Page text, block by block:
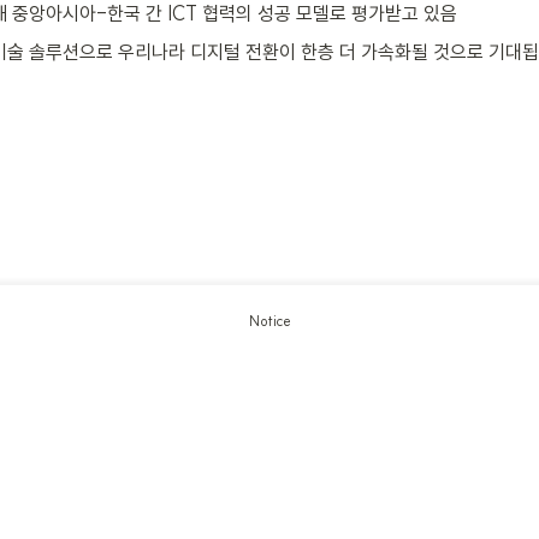
중앙아시아-한국 간 ICT 협력의 성공 모델로 평가받고 있음
술 솔루션으로 우리나라 디지털 전환이 한층 더 가속화될 것으로 기대
Notice